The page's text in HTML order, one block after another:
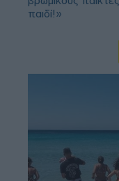
παιδί!»